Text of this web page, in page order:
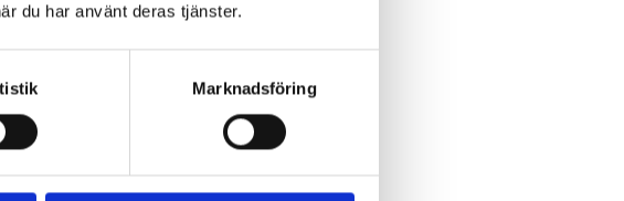
du har använt deras tjänster.
Marknadsföring